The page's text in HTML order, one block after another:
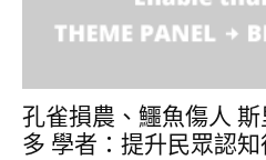
孔雀損農、鱷魚傷人
多 學者：提升民眾認